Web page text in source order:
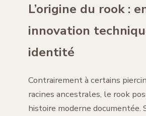
L’origine du rook :
innovation
identité
Contrairement à certains
racines ancestrales, le rook
histoire moderne documentée.